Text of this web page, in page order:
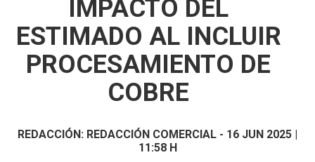
IMPACTO DEL
ESTIMADO AL INCLUIR
PROCESAMIENTO DE
COBRE
REDACCIÓN: REDACCIÓN COMERCIAL - 16 JUN 2025 |
11:58 H